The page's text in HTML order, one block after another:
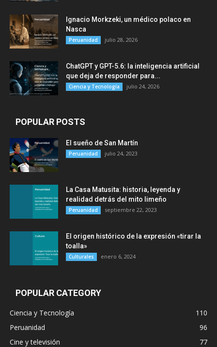
Ignacio Morkzeki, un médico polaco en
Nasca
Peruanidad julio 28, 2026
ChatGPT y GPT-5.6: la inteligencia artificial
que deja de responder para...
Ciencia y Tecnología julio 24, 2026
POPULAR POSTS
El sueño de San Martín
Peruanidad julio 24, 2023
La Casa Matusita: historia, leyenda y
realidad detrás del mito limeño
Peruanidad septiembre 22, 2023
El origen histórico de la expresión «tirar la
toalla»
Culturales enero 6, 2024
POPULAR CATEGORY
Ciencia y Tecnología
110
Peruanidad
96
Cine y televisión
77